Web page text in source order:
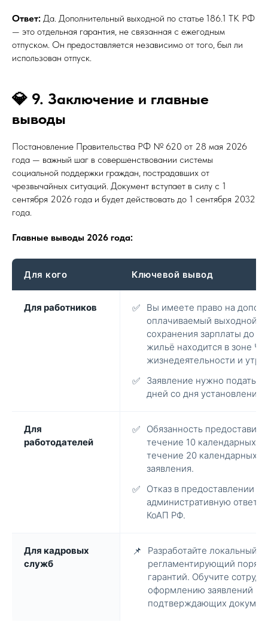
Ответ: Да. Дополнительный выходной по статье 186.1 ТК РФ
— это отдельная гарантия, не связанная с ежегодным
отпуском. Он предоставляется независимо от того, был ли
использован отпуск.
💎 9. Заключение и главные
выводы
Постановление Правительства РФ № 620 от 28 мая 2026
года — важный шаг в совершенствовании системы
социальной поддержки граждан, пострадавших от
чрезвычайных ситуаций. Документ вступает в силу с 1
сентября 2026 года и будет действовать до 1 сентября 2032
года.
Главные выводы 2026 года:
Для кого Ключевой вывод
Для работников ✅
Вы имеете право на
оплачиваемый выходной и
сохранения зарплаты до 5
жильё находится в зоне
жизнедеятельности и
✅
Заявление нужно подать в
дней со дня установления
Для
работодателей
✅
Обязанность
течение 10 календарных
течение 20 календарных
заявления.
✅
Отказ в предоставлении
административную
КоАП РФ.
Для кадровых
служб
📌
Разработайте локальный
регламентирующий
гарантий. Обучите
оформлению заявлений и
подтверждающих